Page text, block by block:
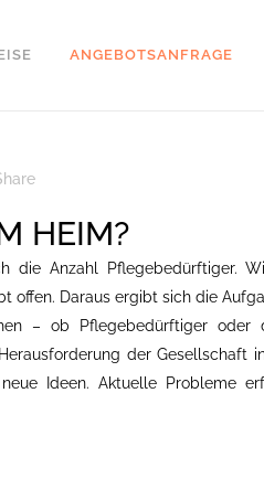
ANGEBOTSANFRAGE
HEIM?
die Anzahl Pflegebedürftiger.
offen. Daraus ergibt sich die
– ob Pflegebedürftiger oder
der Gesellschaft
Ideen. Aktuelle Probleme